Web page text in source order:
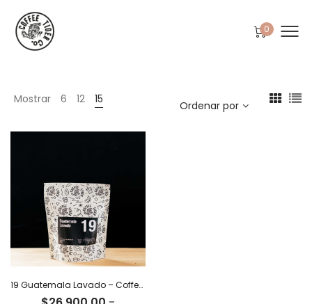
0
Mostrar 6 12 15 Ordenar por
19 Guatemala Lavado – Coffee Tiger Co